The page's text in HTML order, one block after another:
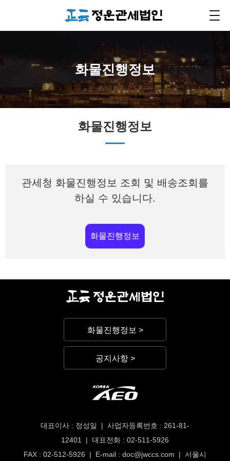
화물진행정보
화물진행정보
관세청 화물진행정보 조회 및 배송조회를
하실 수 있습니다.
화물진행정보
화물진행정보 >
공지사항 >
대표이사 : 정성일 | 사업자등록번호 : 261-81-
12401 | 대표전화 : 02-511-5926
FAX : 02-512-5926 | E-mail : doc@jwccs.com | 서울시